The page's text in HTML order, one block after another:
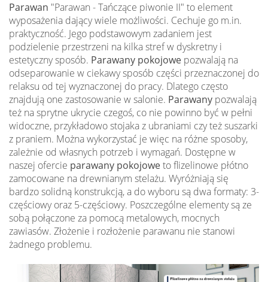
Parawan "Parawan - Tańczące piwonie II" to element
wyposażenia dający wiele możliwości. Cechuje go m.in.
praktyczność. Jego podstawowym zadaniem jest
podzielenie przestrzeni na kilka stref w dyskretny i
estetyczny sposób. Parawany pokojowe pozwalają na
odseparowanie w ciekawy sposób części przeznaczonej do
relaksu od tej wyznaczonej do pracy. Dlatego często
znajdują one zastosowanie w salonie. Parawany pozwalają
też na sprytne ukrycie czegoś, co nie powinno być w pełni
widoczne, przykładowo stojaka z ubraniami czy też suszarki
z praniem. Można wykorzystać je więc na różne sposoby,
zależnie od własnych potrzeb i wymagań. Dostępne w
naszej ofercie parawany pokojoweto flizelinowe płótno
zamocowane na drewnianym stelażu. Wyróżniają się
bardzo solidną konstrukcją, a do wyboru są dwa formaty: 3-
częściowy oraz 5-częściowy. Poszczególne elementy są ze
sobą połączone za pomocą metalowych, mocnych
zawiasów. Złożenie i rozłożenie parawanu nie stanowi
żadnego problemu.